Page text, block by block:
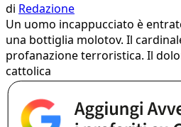
di Redazione
Un uomo incappucciato è
una bottiglia molotov. Il
profanazione terroristica. Il
cattolica